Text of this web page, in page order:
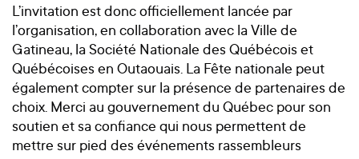
L’invitation est donc officiellement lancée par
l’organisation, en collaboration avec la Ville de
Gatineau, la Société Nationale des Québécois et
Québécoises en Outaouais. La Fête nationale peut
également compter sur la présence de partenaires de
choix. Merci au gouvernement du Québec pour son
soutien et sa confiance qui nous permettent de
mettre sur pied des événements rassembleurs